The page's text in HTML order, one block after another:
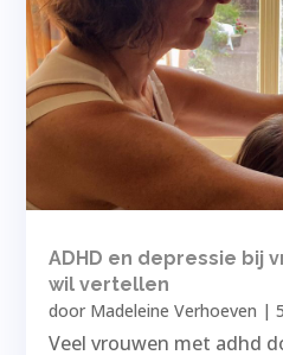
ADHD en depressie bij
wil vertellen
door Madeleine Verhoeven |
Veel vrouwen met adhd